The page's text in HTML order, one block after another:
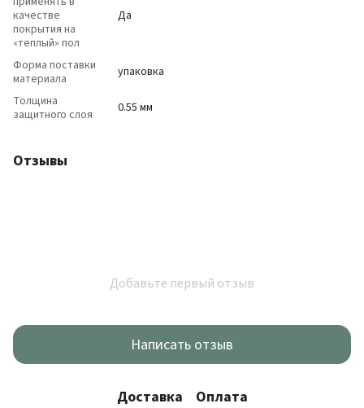
качестве
покрытия на
«теплый» пол
Да
Форма поставки
материала
упаковка
Толщина
защитного слоя
0.55 мм
Отзывы
Добавьте первый отзыв
Написать отзыв
Доставка Оплата